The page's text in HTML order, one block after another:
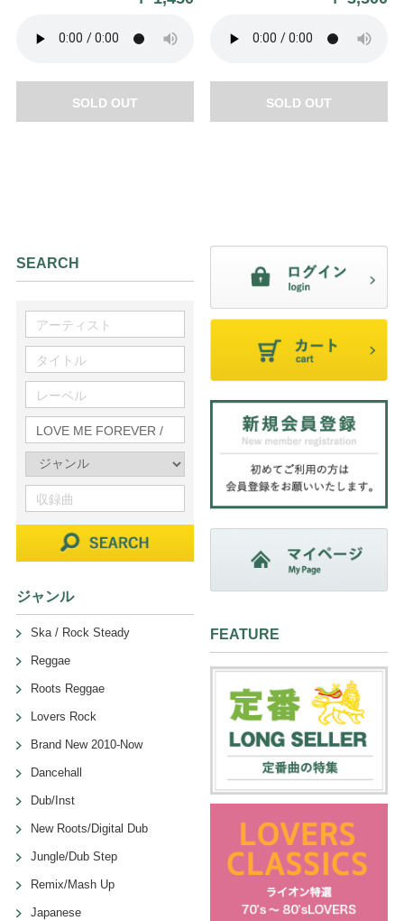
SOLD OUT SOLD OUT
SEARCH
ジャンル
Ska / Rock Steady
Reggae
Roots Reggae
Lovers Rock
Brand New 2010-Now
Dancehall
Dub/Inst
New Roots/Digital Dub
Jungle/Dub Step
Remix/Mash Up
Japanese
FEATURE